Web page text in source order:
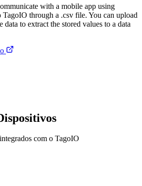
with a mobile app using
TagoIO through a .csv file. You can upload
data to extract the stored values to a data
com o TagoIO